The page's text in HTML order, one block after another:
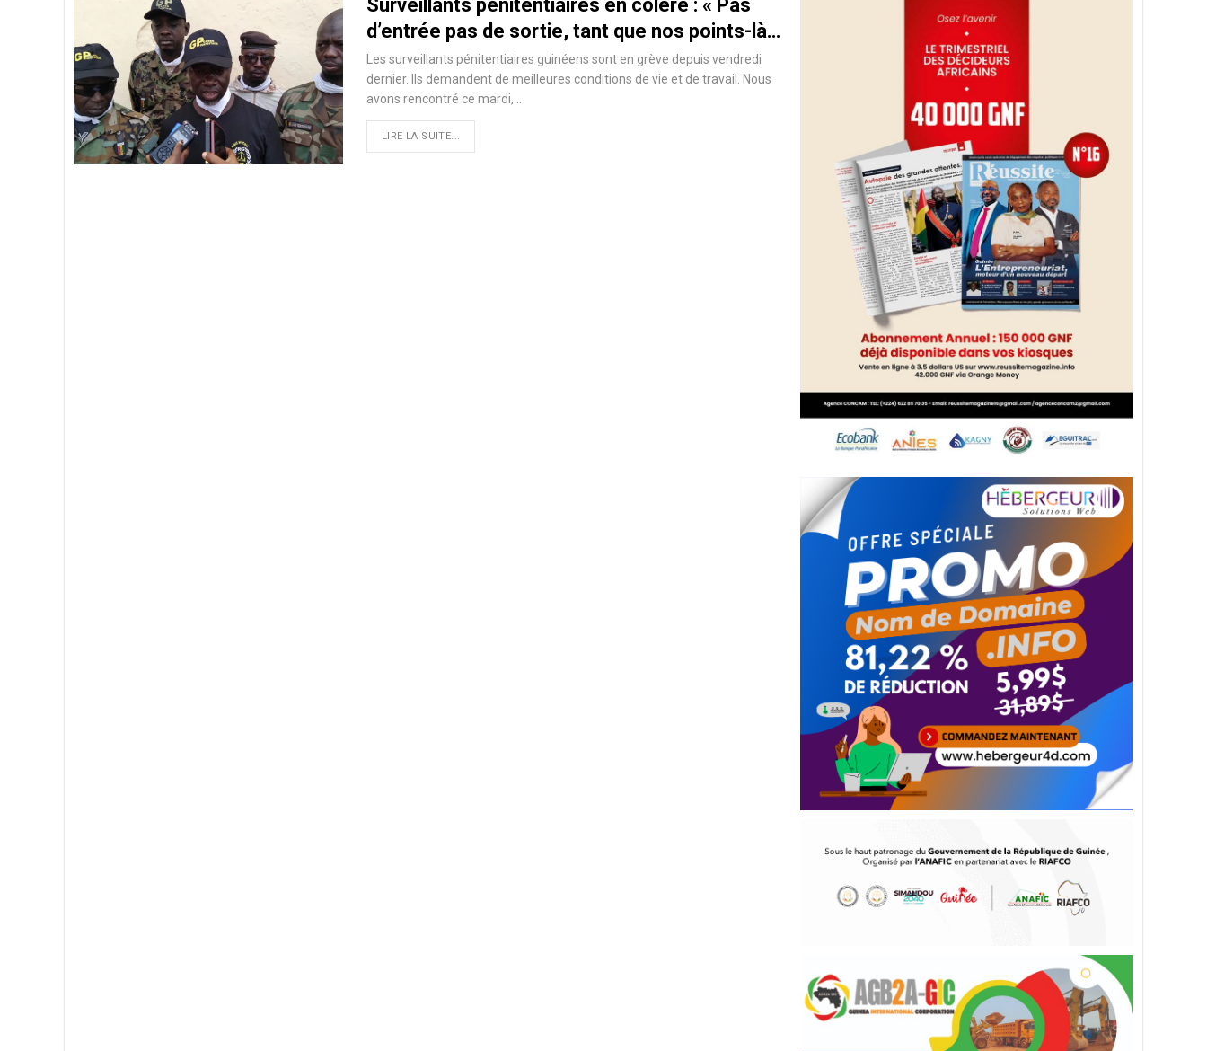
Surveillants pénitentiaires en colère : « Pas
d’entrée pas de sortie, tant que nos points-là…
Les surveillants pénitentiaires guinéens sont en grève depuis vendredi
dernier. Ils demandent de meilleures conditions de vie et de travail. Nous
avons rencontré ce mardi,…
LIRE LA SUITE...